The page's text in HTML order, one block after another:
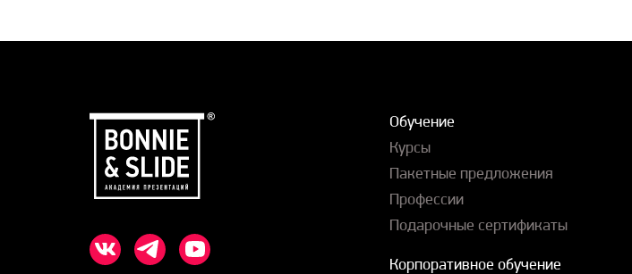
Обучение
Курсы
Пакетные предложения
Профессии
Подарочные сертификаты
Корпоративное обучение